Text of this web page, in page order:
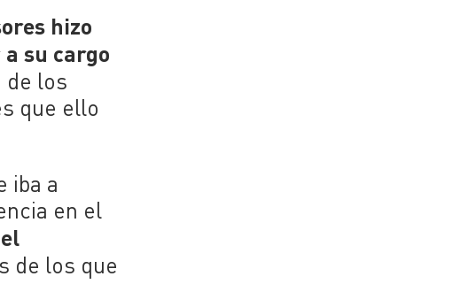
hizo
su cargo
de los
que ello
iba a
en el
de los que